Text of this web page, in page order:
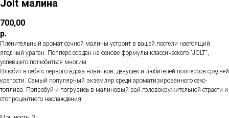
Jolt малина
700,00
р.
Пленительный аромат сочной малины устроит в вашей постели настоящий
ягодный ураган. Попперс создан на основе формулы классического "JOLT",
успевшего полюбиться многим.
Влюбит в себя с первого вдоха новичков, девушек и любителей попперсов средней
крепости. Самый популярный экземляр среди ароматизированного секс-
топлива. Попробуй и погрузись в малиновый рай головокружительной страсти и
стопроцентного наслаждения!